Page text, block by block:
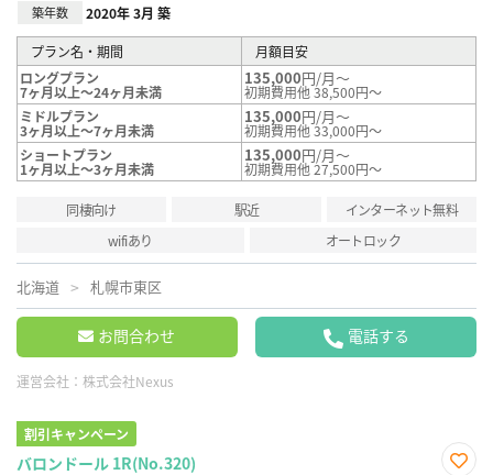
築年数 2020年 3月 築
プラン名・期間
月額目安
ロングプラン
7ヶ月以上～24ヶ月未満
135,000円/月～
初期費用他 38,500円～
ミドルプラン
3ヶ月以上～7ヶ月未満
135,000円/月～
初期費用他 33,000円～
ショートプラン
1ヶ月以上～3ヶ月未満
135,000円/月～
初期費用他 27,500円～
同棲向け 駅近
インターネット無料
wifiあり
オートロック
北海道 札幌市東区
お問合わせ 電話する
運営会社： 株式会社Nexus
割引キャンペーン
バロンドール 1R(No.320)